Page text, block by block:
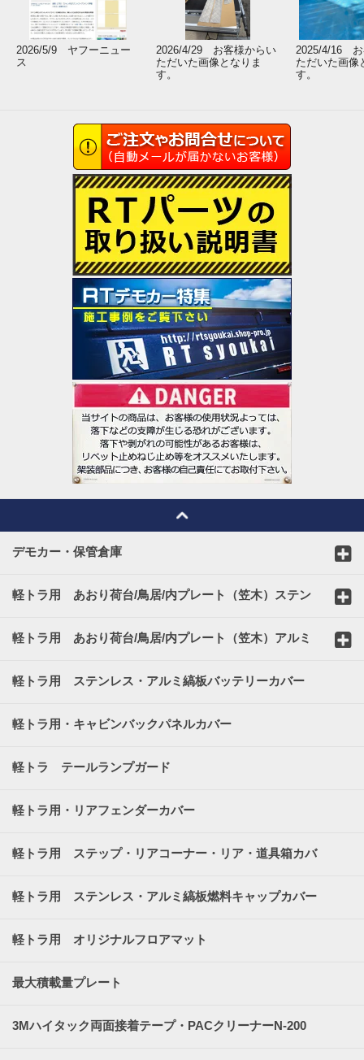
2026/5/9 ヤフーニュー
ス
2026/4/29 お客様からい
ただいた画像となりま
す。
2025/4/16 お
ただいた画像
す。
デモカー・保管倉庫
軽トラ用 あおり荷台/鳥居/内プレート（笠木）ステン
軽トラ用 あおり荷台/鳥居/内プレート（笠木）アルミ
軽トラ用 ステンレス・アルミ縞板バッテリーカバー
軽トラ用・キャビンバックパネルカバー
軽トラ テールランプガード
軽トラ用・リアフェンダーカバー
軽トラ用 ステップ・リアコーナー・リア・道具箱カバ
軽トラ用 ステンレス・アルミ縞板燃料キャップカバー
軽トラ用 オリジナルフロアマット
最大積載量プレート
3Mハイタック両面接着テープ・PACクリーナーN-200